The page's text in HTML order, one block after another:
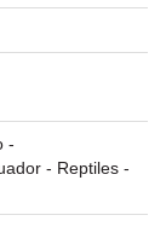
-
- Reptiles -